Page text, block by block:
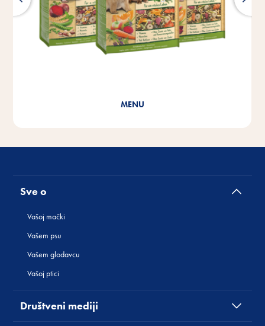
Sve o
Vašoj mački
Vašem psu
Vašem glodavcu
Vašoj ptici
Društveni mediji